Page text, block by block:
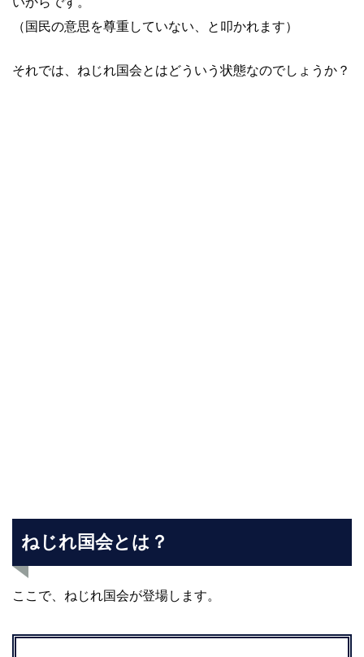
（国民の意思を尊重していない、と叩かれます）
それでは、ねじれ国会とはどういう状態なのでしょうか？
ねじれ国会とは？
ここで、ねじれ国会が登場します。